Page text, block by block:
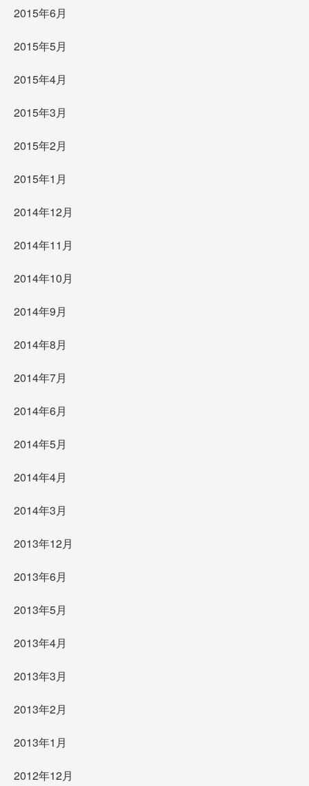
2015年6月
2015年5月
2015年4月
2015年3月
2015年2月
2015年1月
2014年12月
2014年11月
2014年10月
2014年9月
2014年8月
2014年7月
2014年6月
2014年5月
2014年4月
2014年3月
2013年12月
2013年6月
2013年5月
2013年4月
2013年3月
2013年2月
2013年1月
2012年12月